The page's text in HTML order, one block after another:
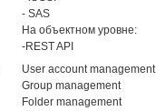
- SAS
На объектном уровне:
-REST API
User account management
Group management
Folder management